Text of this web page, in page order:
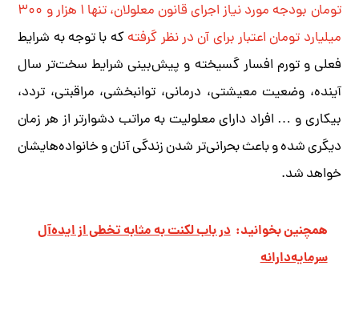
تومان بودجه مورد نیاز اجرای قانون معلولان، تنها ۱ هزار و ۳۰۰
میلیارد تومان اعتبار برای آن در نظر گرفتهکه با توجه به شرایط
فعلی و تورم افسار گسیخته و پیش‌بینی شرایط سخت‌تر سال
آینده، وضعیت معیشتی، درمانی، توانبخشی، مراقبتی، تردد،
بیکاری و … افراد دارای معلولیت به مراتب دشوارتر از هر زمان
دیگری شده و باعث بحرانی‌تر شدن زندگی آنان و خانواده‌هایشان
خواهد شد.
همچنین بخوانید: در باب لکنت به مثابه تخطی از ایده‌آل
سرمایه‌دارانه‌